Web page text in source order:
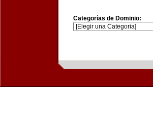
Categorías de Dominio: